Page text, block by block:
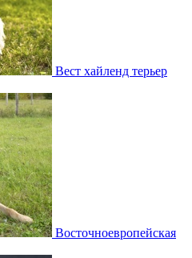
Вест хайленд терьер
Восточноевропейская